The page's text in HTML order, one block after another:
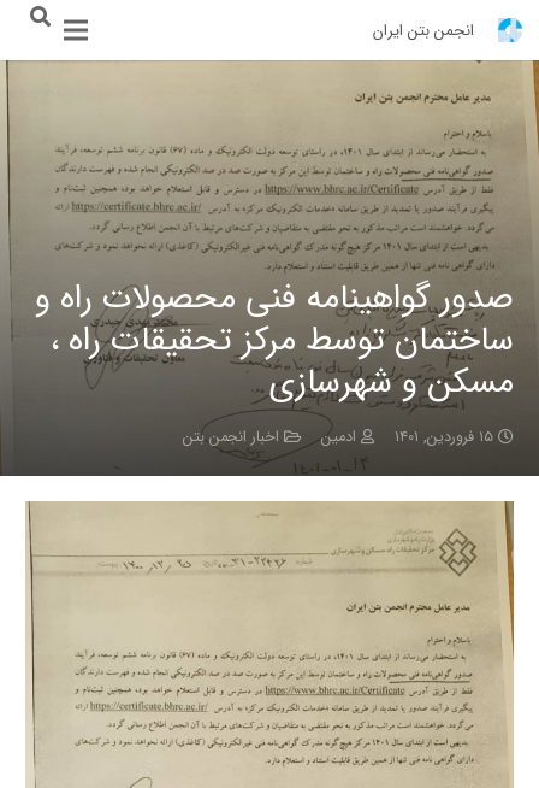
انجمن بتن ایران
صدور گواهینامه فنی محصولات راه و
ساختمان توسط مرکز تحقیقات راه ،
مسکن و شهرسازی
۱۵ فروردین, ۱۴۰۱ ادمین اخبار انجمن بتن